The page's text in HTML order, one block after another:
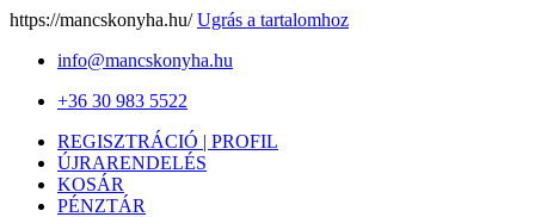
https://mancskonyha.hu/ Ugrás a tartalomhoz
info@mancskonyha.hu
+36 30 983 5522
REGISZTRÁCIÓ | PROFIL
ÚJRARENDELÉS
KOSÁR
PÉNZTÁR